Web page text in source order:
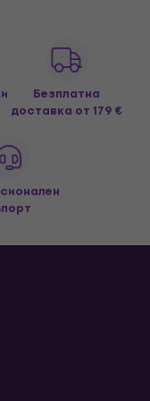
Безплатна
доставка от 179 €